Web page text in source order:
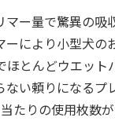
マー量で驚異の吸
ーにより小型犬
ほとんどウエッ
い頼りになるプ
たりの使用枚数